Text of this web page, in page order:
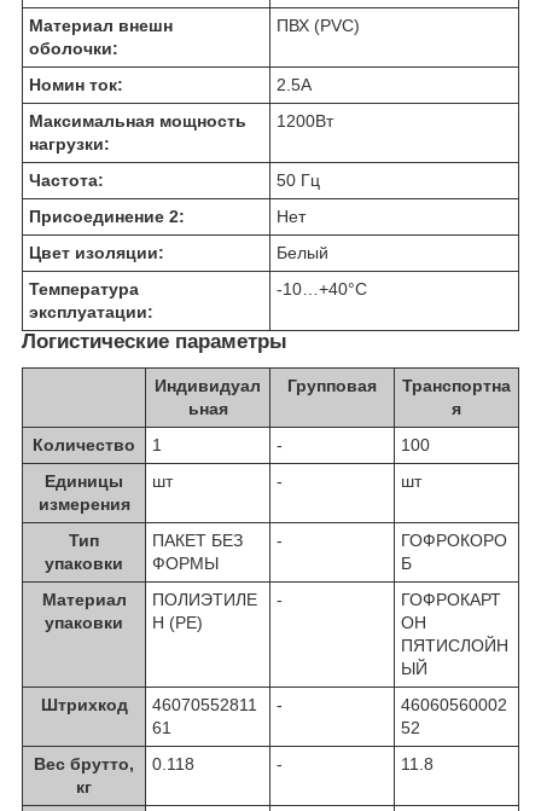
Материал внешн
оболочки:
ПВХ (PVC)
Номин ток: 2.5А
Максимальная мощность
нагрузки:
1200Вт
Частота:
50 Гц
Присоединение 2:
Нет
Цвет изоляции:
Белый
Температура
эксплуатации:
-10…+40°C
Логистические параметры
Индивидуал
ьная
Групповая
Транспортна
я
Количество
1 -
100
Единицы
измерения
шт - шт
Тип
упаковки
ПАКЕТ БЕЗ
ФОРМЫ
-
ГОФРОКОРО
Б
Материал
упаковки
ПОЛИЭТИЛЕ
Н (PE)
-
ГОФРОКАРТ
ОН
ПЯТИСЛОЙН
ЫЙ
Штрихкод
46070552811
61
-
46060560002
52
Вес брутто,
кг
0.118 - 11.8